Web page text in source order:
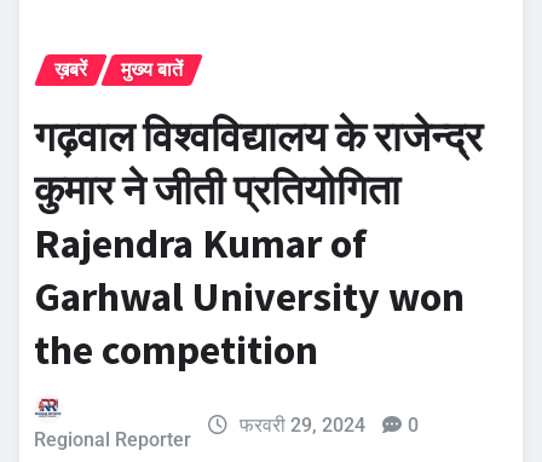
ख़बरें मुख्य बातें
गढ़वाल विश्वविद्यालय के राजेन्द्र
कुमार ने जीती प्रतियोगिता
Rajendra Kumar of
Garhwal University won
the competition
Regional Reporter
फरवरी 29, 2024 0